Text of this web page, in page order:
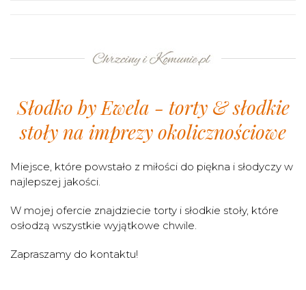
Słodko by Ewela - torty & słodkie
stoły na imprezy okolicznościowe
Miejsce, które powstało z miłości do piękna i słodyczy w
najlepszej jakości.
W mojej ofercie znajdziecie torty i słodkie stoły, które
osłodzą wszystkie wyjątkowe chwile.
Zapraszamy do kontaktu!